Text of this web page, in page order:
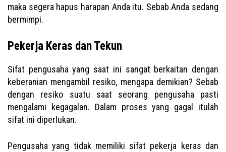
maka segera hapus harapan Anda itu. Sebab Anda sedang
bermimpi.
Pekerja Keras dan Tekun
Sifat pengusaha yang saat ini sangat berkaitan dengan
keberanian mengambil resiko, mengapa demikian? Sebab
dengan resiko suatu saat seorang pengusaha pasti
mengalami kegagalan. Dalam proses yang gagal itulah
sifat ini diperlukan.
Pengusaha yang tidak memiliki sifat pekerja keras dan